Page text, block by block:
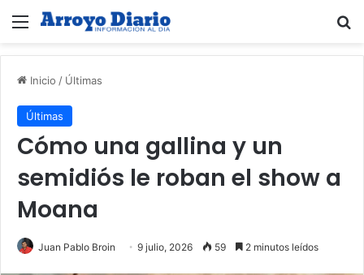
Menú
Inicio / Últimas
Últimas
Cómo una gallina y un
semidiós le roban el show a
Moana
Juan Pablo Broin 9 julio, 2026 59 2 minutos leídos